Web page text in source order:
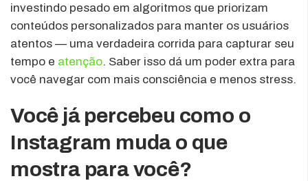
investindo pesado em algoritmos que priorizam
conteúdos personalizados para manter os usuários
atentos — uma verdadeira corrida para capturar seu
tempo e atenção. Saber isso dá um poder extra para
você navegar com mais consciência e menos stress.
Você já percebeu como o
Instagram muda o que
mostra para você?